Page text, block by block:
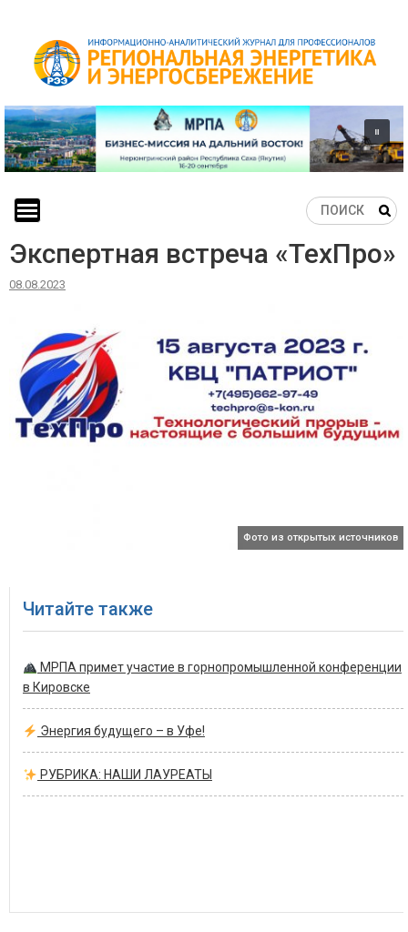
content
Экспертная встреча «ТехПро»
08.08.2023
Фото из открытых источников
Читайте также
МРПА примет участие в горнопромышленной конференции
в Кировске
Энергия будущего – в Уфе!
РУБРИКА: НАШИ ЛАУРЕАТЫ